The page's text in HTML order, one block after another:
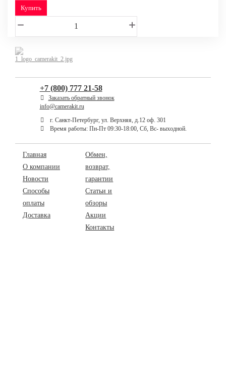
Купить
+7 (800) 777 21-58
Заказать обратный звонок
info@camerakit.ru
г. Санкт-Петербург, ул. Верхняя, д.12 оф. 301
Время работы: Пн-Пт 09:30-18:00, Сб, Вс- выходной.
Главная
О компании
Новости
Способы
оплаты
Доставка
Обмен,
возврат,
гарантии
Статьи и
обзоры
Акции
Контакты